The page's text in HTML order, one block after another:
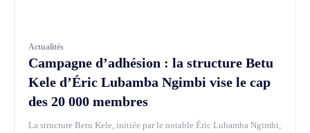
Actualités
Campagne d’adhésion : la structure Betu
Kele d’Éric Lubamba Ngimbi vise le cap
des 20 000 membres
La structure Betu Kele, initiée par le notable Éric Lubamba Ngimbi,